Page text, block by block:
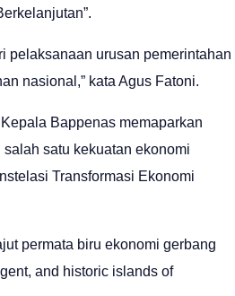
pelaksanaan urusan pemerintahan
nasional,” kata Agus Fatoni.
Bappenas memaparkan
satu kekuatan ekonomi
Transformasi Ekonomi
permata biru ekonomi gerbang
and historic islands of